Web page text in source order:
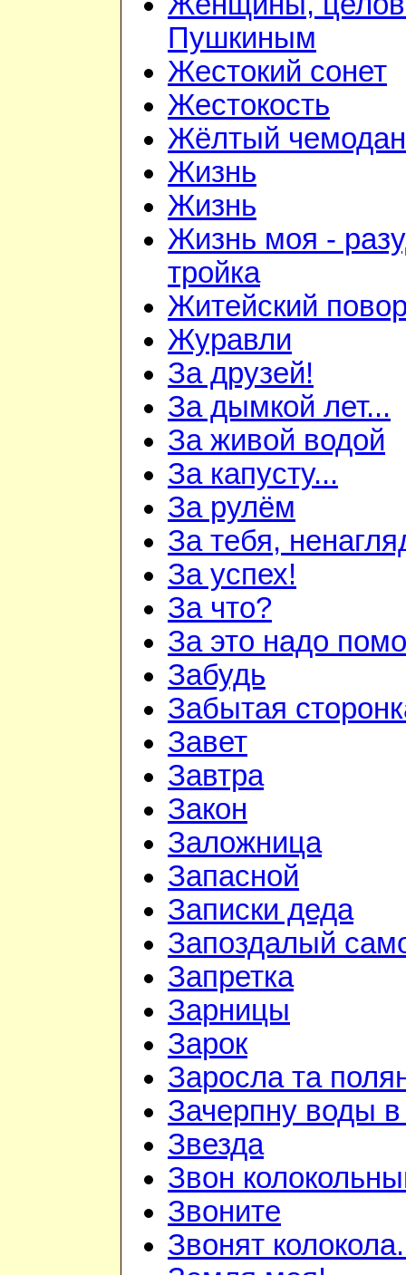
Пушкиным
Жестокий сонет
Жестокость
Жёлтый
Жизнь
Жизнь
Жизнь моя -
тройка
Житейский
Журавли
За друзей!
За дымкой лет...
За живой водой
За капусту...
За рулём
За тебя,
За успех!
За что?
За это надо
Забудь
Забытая
Завет
Завтра
Закон
Заложница
Запасной
Записки деда
Запоздалый
Запретка
Зарницы
Зарок
Заросла та
Зачерпну воды
Звезда
Звон
Звоните
Звонят